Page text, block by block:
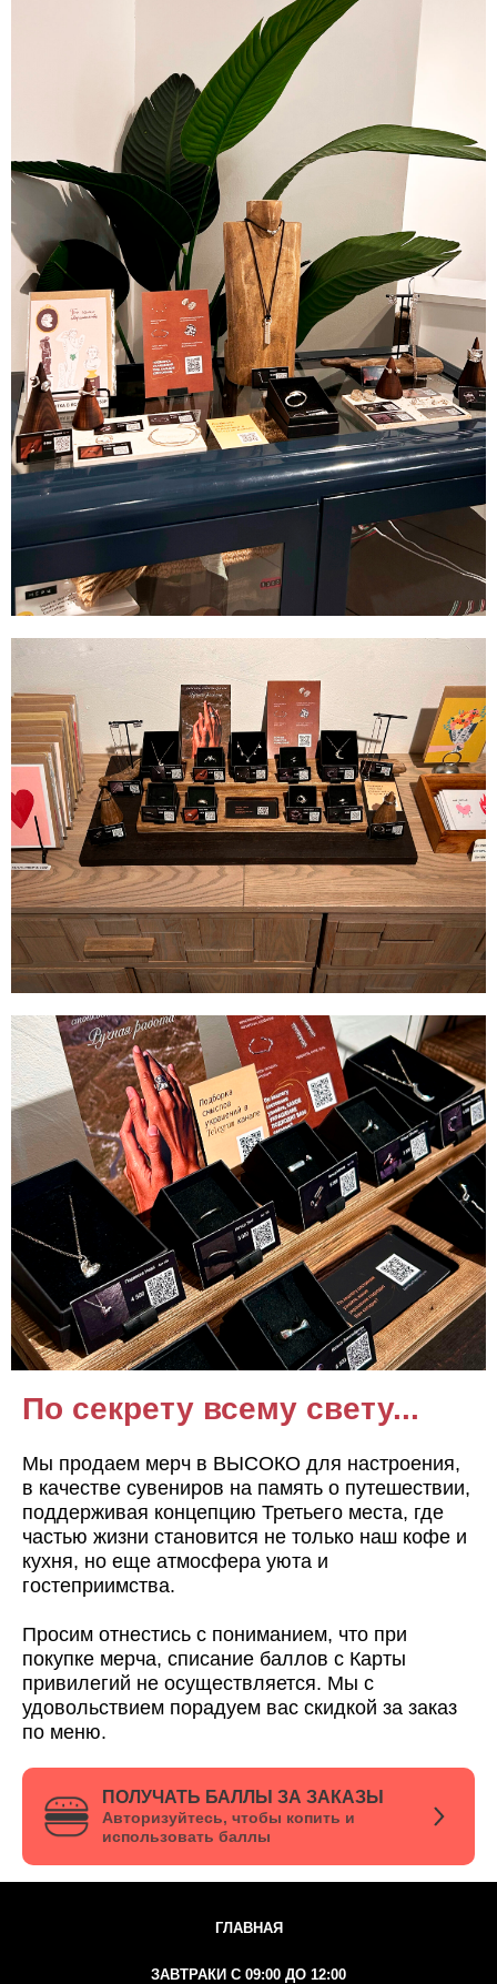
По секрету всему свету...
Мы продаем мерч в ВЫСОКО для настроения,
в качестве сувениров на память о путешествии,
поддерживая концепцию Третьего места, где
частью жизни становится не только наш кофе и
кухня, но еще атмосфера уюта и
гостеприимства.
Просим отнестись с пониманием, что при
покупке мерча, списание баллов с Карты
привилегий не осуществляется. Мы с
удовольствием порадуем вас скидкой за заказ
по меню.
ПОЛУЧАТЬ БАЛЛЫ ЗА ЗАКАЗЫ
Авторизуйтесь, чтобы копить и
использовать баллы
ГЛАВНАЯ
ЗАВТРАКИ С 09:00 ДО 12:00